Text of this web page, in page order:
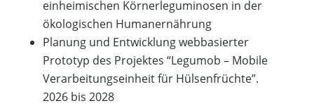
einheimischen Körnerleguminosen in der
ökologischen Humanernährung
Planung und Entwicklung webbasierter
Prototyp des Projektes “Legumob – Mobile
Verarbeitungseinheit für Hülsenfrüchte”.
2026 bis 2028